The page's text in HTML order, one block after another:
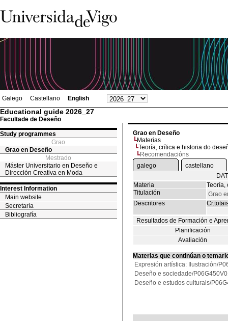
Galego Castellano English
Educational guide 2026_27
Facultade de Deseño
Study programmes
Grao
Grao en Deseño
Mestrado
Máster Universitario en Deseño e
Dirección Creativa en Moda
Interest Information
Main website
Secretaría
Bibliografía
Grao en Deseño
Materias
Teoría, crítica e historia do
Recomendacións
galego
castellano
Materia
Teoría,
Titulación
Grao
Descritores
Resultados de Formación e
Planificación
Avaliación
Materias que continúan o
Expresión artística: Ilustración/
Deseño e sociedade/
Deseño e estudos culturais/